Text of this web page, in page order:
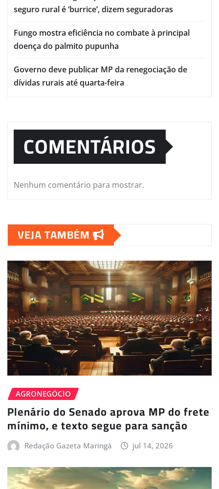
seguro rural é ‘burrice’, dizem seguradoras
Fungo mostra eficiência no combate à principal
doença do palmito pupunha
Governo deve publicar MP da renegociação de
dívidas rurais até quarta-feira
COMENTÁRIOS
Nenhum comentário para mostrar.
VEJA TAMBÉM
AGRONEGÓCIO
Plenário do Senado aprova MP do frete
mínimo, e texto segue para sanção
Redação Gazeta Maringá jul 14, 2026